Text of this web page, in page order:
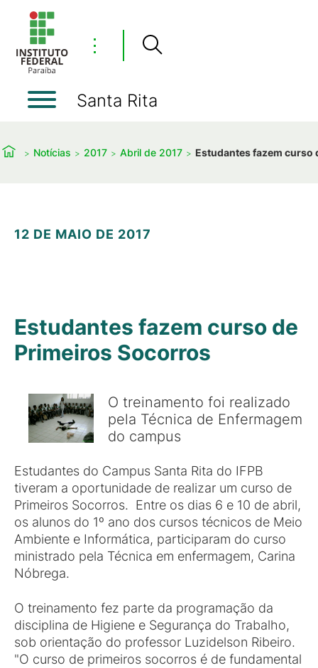
⋮
Santa Rita
Notícias 2017 Abril de 2017 Estudantes fazem curso
12 DE MAIO DE 2017
Estudantes fazem curso de
Primeiros Socorros
O treinamento foi realizado
pela Técnica de Enfermagem
do campus
Estudantes do Campus Santa Rita do IFPB
tiveram a oportunidade de realizar um curso de
Primeiros Socorros. Entre os dias 6 e 10 de abril,
os alunos do 1º ano dos cursos técnicos de Meio
Ambiente e Informática, participaram do curso
ministrado pela Técnica em enfermagem, Carina
Nóbrega.
O treinamento fez parte da programação da
disciplina de Higiene e Segurança do Trabalho,
sob orientação do professor Luzidelson Ribeiro.
"O curso de primeiros socorros é de fundamental